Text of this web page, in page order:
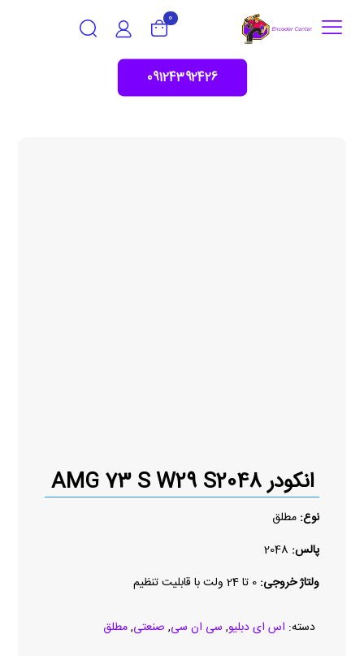
0
09124392426
انکودر AMG 73 S W29 S2048
نوع: مطلق
پالس: 2048
ولتاژ خروجی: 0 تا 24 ولت با قابلیت تنظیم
دسته: اس ای دبلیو, سی ان سی, صنعتی,مطلق